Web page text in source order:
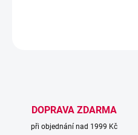
DOPRAVA ZDARMA
při objednání nad 1999 Kč